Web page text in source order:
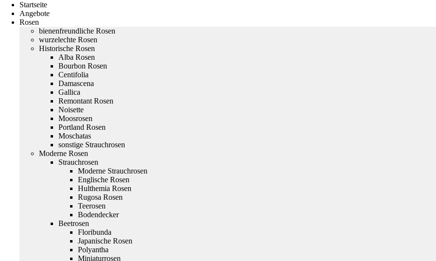
Startseite
Angebote
Rosen
bienenfreundliche Rosen
wurzelechte Rosen
Historische Rosen
Alba Rosen
Bourbon Rosen
Centifolia
Damascena
Gallica
Remontant Rosen
Noisette
Moosrosen
Portland Rosen
Moschatas
sonstige Strauchrosen
Moderne Rosen
Strauchrosen
Moderne Strauchrosen
Englische Rosen
Hulthemia Rosen
Rugosa Rosen
Teerosen
Bodendecker
Beetrosen
Floribunda
Japanische Rosen
Polyantha
Miniaturrosen